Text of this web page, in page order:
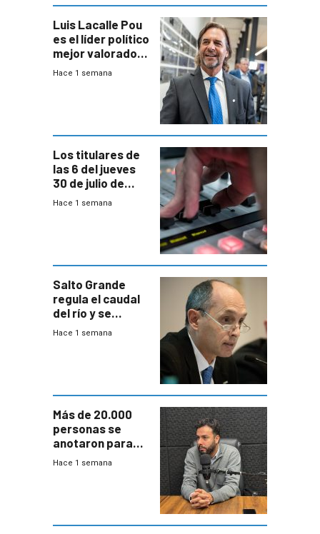
Luis Lacalle Pou
es el líder político
mejor valorado
del país, según
Hace 1 semana
Los titulares de
las 6 del jueves
30 de julio de
2026
Hace 1 semana
Salto Grande
regula el caudal
del río y se
prepara para un
Hace 1 semana
Más de 20.000
personas se
anotaron para
las pruebas
Hace 1 semana